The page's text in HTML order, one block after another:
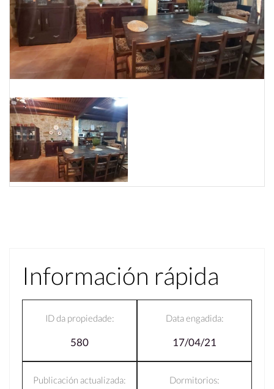
Información rápida
ID da propiedade:
580
Data engadida:
17/04/21
Publicación actualizada: Dormitorios: